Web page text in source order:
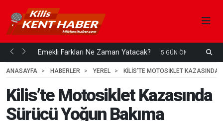
mi... Emekli Farkları Ne Zaman Yatacak? 5 GÜN ÖNCE
ANASAYFA
HABERLER YEREL KILIS’TE MOTOSIKLET KAZASINDA
Kilis’te Motosiklet Kazasında
Sürücü Yoğun Bakıma